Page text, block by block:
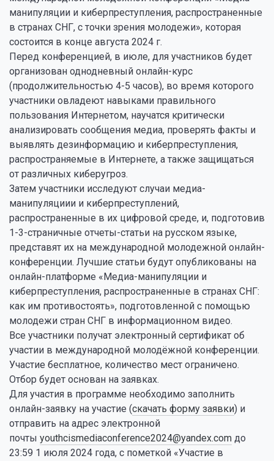
манипуляции и киберпреступления, распространенные
в странах СНГ, с точки зрения молодежи», которая
состоится в конце августа 2024 г.
Перед конференцией, в июле, для участников будет
организован однодневный онлайн-курс
(продолжительностью 4-5 часов), во время которого
участники овладеют навыками правильного
пользования Интернетом, научатся критически
анализировать сообщения медиа, проверять факты и
выявлять дезинформацию и киберпреступления,
распространяемые в Интернете, а также защищаться
от различных киберугроз.
Затем участники исследуют случаи медиа-
манипуляциии и киберпреступлений,
распространенные в их цифровой среде, и, подготовив
1-3-страничные отчеты-статьи на русском языке,
представят их на международной молодежной онлайн-
конференции. Лучшие статьи будут опубликованы на
онлайн-платформе «Медиа-манипуляции и
киберпреступления, распространенные в странах СНГ:
как им противостоять», подготовленной с помощью
молодежи стран СНГ в информационном видео.
Все участники получат электронный сертификат об
участии в международной молодёжной конференции.
Участие бесплатное, количество мест ограничено.
Отбор будет основан на заявках.
Для участия в программе необходимо заполнить
онлайн-заявку на участие (скачать форму заявки) и
отправить на адрес электронной
почты youthcismediaconference2024@yandex.com до
23:59 1 июля 2024 года, с пометкой «Участие в